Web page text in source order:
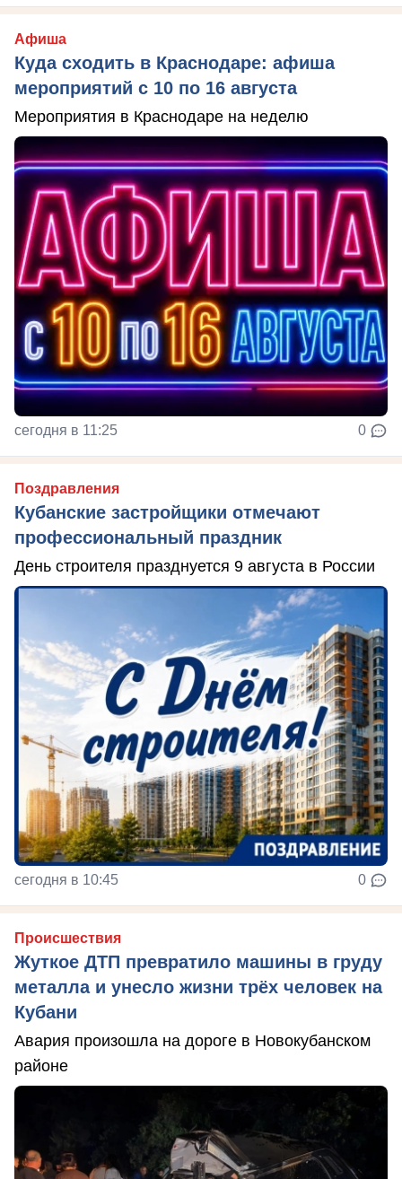
Афиша
Куда сходить в Краснодаре: афиша
мероприятий с 10 по 16 августа
Мероприятия в Краснодаре на неделю
сегодня в 11:25 0
Поздравления
Кубанские застройщики отмечают
профессиональный праздник
День строителя празднуется 9 августа в России
сегодня в 10:45 0
Происшествия
Жуткое ДТП превратило машины в груду
металла и унесло жизни трёх человек на
Кубани
Авария произошла на дороге в Новокубанском
районе